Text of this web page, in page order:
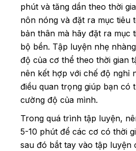
phút và tăng dần theo thời
nôn nóng và đặt ra mục tiêu
bản thân mà hãy đặt ra mục
bộ bền. Tập luyện nhẹ
độ của cơ thể theo thời gian
nên kết hợp với chế độ nghỉ
điều quan trọng giúp bạn có
cường độ của mình.
Trong quá trình tập luyện,
5-10 phút để các cơ có thời
sau đó bắt tay vào tập luyện